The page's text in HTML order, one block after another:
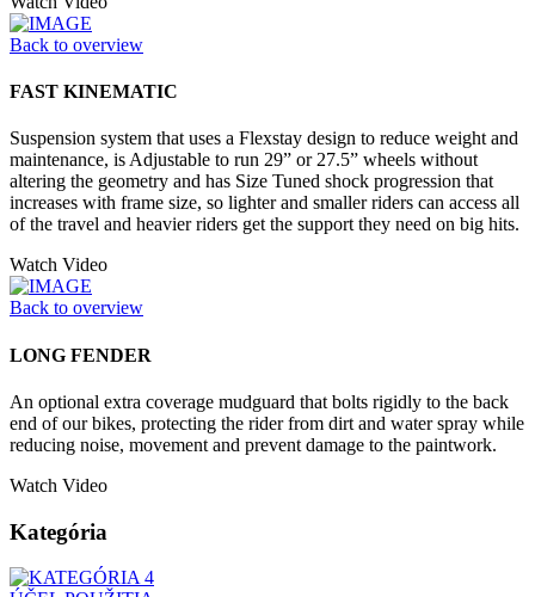
Back to overview
FAST KINEMATIC
Suspension system that uses a Flexstay design to reduce weight and
maintenance, is Adjustable to run 29” or 27.5” wheels without
altering the geometry and has Size Tuned shock progression that
increases with frame size, so lighter and smaller riders can access all
of the travel and heavier riders get the support they need on big hits.
Watch Video
Back to overview
LONG FENDER
An optional extra coverage mudguard that bolts rigidly to the back
end of our bikes, protecting the rider from dirt and water spray while
reducing noise, movement and prevent damage to the paintwork.
Watch Video
Kategória